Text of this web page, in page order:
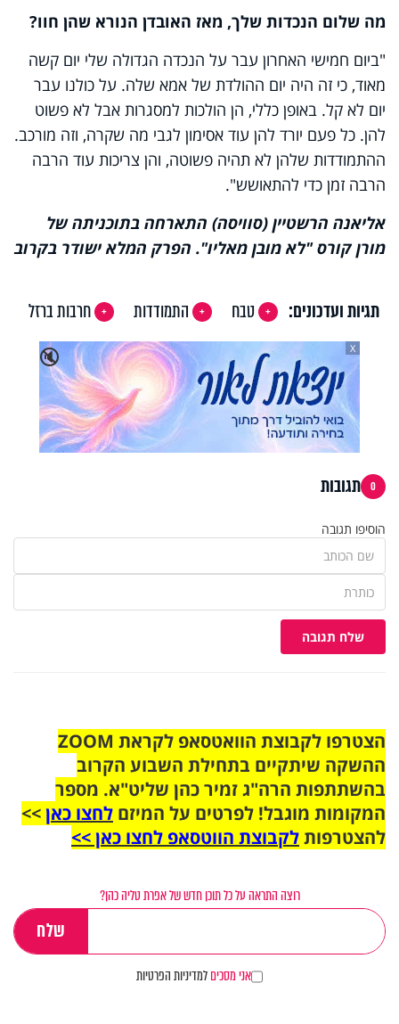
מה שלום הנכדות שלך, מאז האובדן הנורא שהן חוו?
"ביום חמישי האחרון עבר על הנכדה הגדולה שלי יום קשה
מאוד, כי זה היה יום ההולדת של אמא שלה. על כולנו עבר
יום לא קל. באופן כללי, הן הולכות למסגרות אבל לא פשוט
להן. כל פעם יורד להן עוד אסימון לגבי מה שקרה, וזה מורכב.
ההתמודדות שלהן לא תהיה פשוטה, והן צריכות עוד הרבה
הרבה זמן כדי להתאושש".
אליאנה הרשטיין (סוויסה) התארחה בתוכניתה של
מורן קורס "לא מובן מאליו". הפרק המלא ישודר בקרוב
תגיות ועדכונים: טבח התמודדות
חרבות ברזל
🔇
X
0 תגובות
הוסיפו תגובה
שלח תגובה
הצטרפו לקבוצת הוואטסאפ לקראת ZOOM
ההשקה שיתקיים בתחילת השבוע הקרוב
בהשתתפות הרה"ג זמיר כהן שליט"א. מספר
המקומות מוגבל! לפרטים על המיזם לחצו כאן>>
להצטרפותלקבוצת הווטסאפ לחצו כאן >>
רוצה התראה על כל תוכן חדש של אפרת טליה כהן?
אני מסכיםלמדיניות הפרטיות